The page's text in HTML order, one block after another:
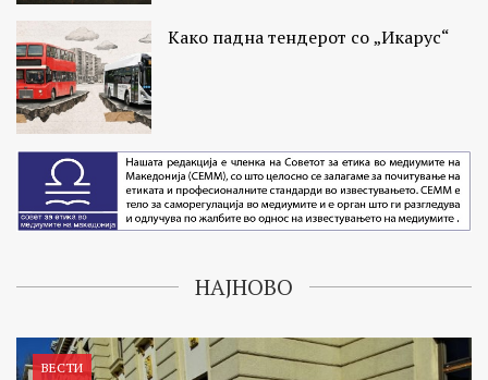
Како падна тендерот со „Икарус“
НАЈНОВО
ВЕСТИ